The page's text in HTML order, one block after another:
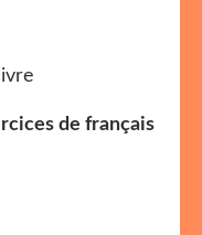
de français